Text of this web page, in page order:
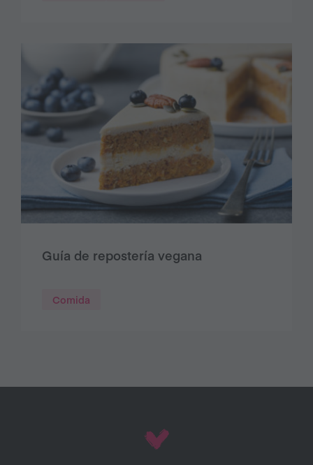
Guía de repostería vegana
Comida